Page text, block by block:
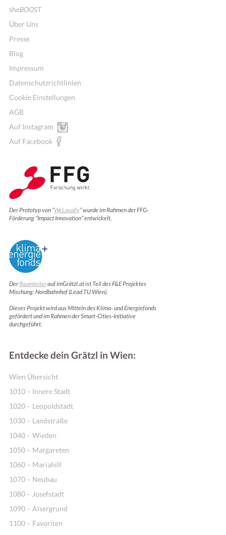
sheBOOST
Über Uns
Presse
Blog
Impressum
Datenschutzrichtlinien
Cookie Einstellungen
AGB
Auf Instagram
Auf Facebook
Der Prototyp von “WeLocally” wurde im Rahmen der FFG-
Förderung “Impact Innovation” entwickelt.
DerRaumteilerauf imGrätzl.at ist Teil des F&E Projektes
Mischung: Nordbahnhof (Lead TU Wien).
Dieses Projekt wird aus Mitteln des Klima- und Energiefonds
gefördert und im Rahmen der Smart-Cities-Initiative
durchgeführt.
Entdecke dein Grätzl in Wien:
Wien Übersicht
1010 – Innere Stadt
1020 – Leopoldstadt
1030 – Landstraße
1040 – Wieden
1050 – Margareten
1060 – Mariahilf
1070 – Neubau
1080 – Josefstadt
1090 – Alsergrund
1100 – Favoriten